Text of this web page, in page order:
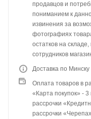
продавцов и
пониманием к
извинения за
фотографиях
остатков на
сотрудников
Доставка по Минску
Оплата товаров в
«Карта покупок» -
рассрочки
рассрочки